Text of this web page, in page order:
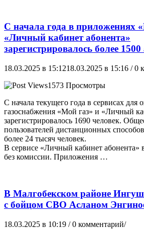
С начала года в приложениях
«Личный кабинет абонента»
зарегистрировалось более
18.03.2025 в 15:1218.03.2025 в 15:16 / 0
1573 Просмотры
С начала текущего года в сервисах для
газоснабжения «Мой газ» и «Личный
зарегистрировалось 1690 человек.
пользователей дистанционных
более 24 тысяч человек.
В сервисе «Личный кабинет абонента»
без комиссии. Приложения …
В Малгобекском районе
с бойцом СВО Асланом
18.03.2025 в 10:19 / 0 комментарий/